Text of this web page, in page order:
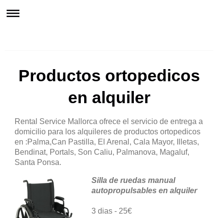
Productos ortopedicos
en alquiler
Rental Service Mallorca ofrece el servicio de entrega a
domicilio para los alquileres de productos ortopedicos
en :Palma,Can Pastilla, El Arenal, Cala Mayor, Illetas,
Bendinat, Portals, Son Caliu, Palmanova, Magaluf,
Santa Ponsa.
Silla de ruedas manual
autopropulsables en alquiler
3 dias - 25€